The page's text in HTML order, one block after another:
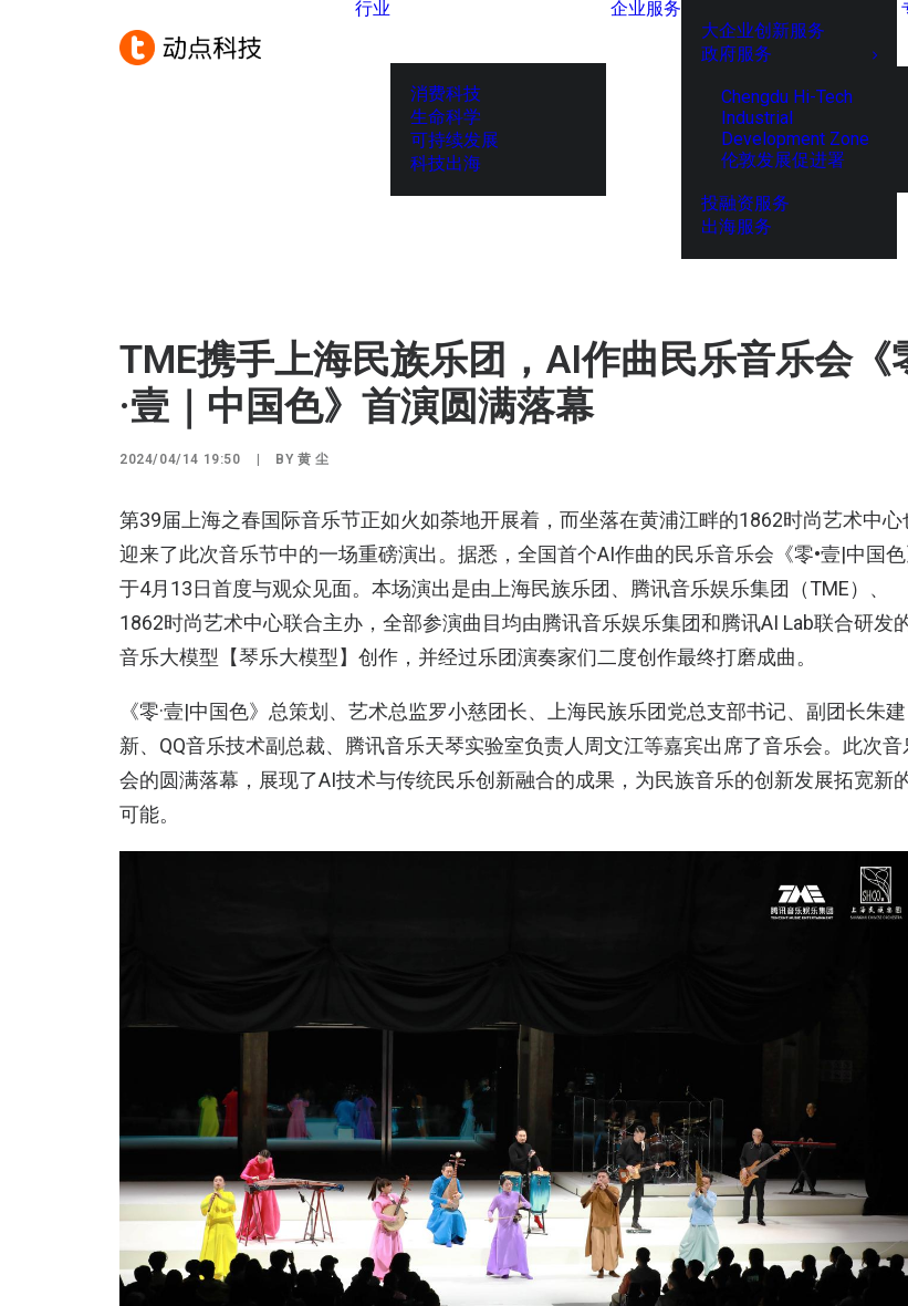
行业
消费科技
生命科学
可持续发展
科技出海
企业服务
大企业创新服务
政府服务
Chengdu Hi-Tech
Industrial
Development Zone
伦敦发展促进署
投融资服务
出海服务
TME携手上海民族乐团，AI作曲民乐音乐会《
·壹｜中国色》首演圆满落幕
2024/04/14 19:50 BY黄 尘
第39届上海之春国际音乐节正如火如荼地开展着，而坐落在黄浦江畔的1862时尚艺术中心
迎来了此次音乐节中的一场重磅演出。据悉，全国首个AI作曲的民乐音乐会《零•壹|中国色
于4月13日首度与观众见面。本场演出是由上海民族乐团、腾讯音乐娱乐集团（TME）、
1862时尚艺术中心联合主办，全部参演曲目均由腾讯音乐娱乐集团和腾讯AI Lab联合研发
音乐大模型【琴乐大模型】创作，并经过乐团演奏家们二度创作最终打磨成曲。
《零·壹|中国色》总策划、艺术总监罗小慈团长、上海民族乐团党总支部书记、副团长朱建
新、QQ音乐技术副总裁、腾讯音乐天琴实验室负责人周文江等嘉宾出席了音乐会。此次音
会的圆满落幕，展现了AI技术与传统民乐创新融合的成果，为民族音乐的创新发展拓宽新
可能。